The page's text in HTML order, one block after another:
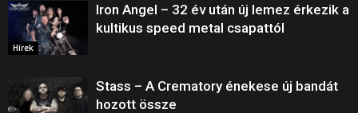
Hírek
Iron Angel – 32 év után új lemez érkezik a
kultikus speed metal csapattól
Stass – A Crematory énekese új bandát
hozott össze